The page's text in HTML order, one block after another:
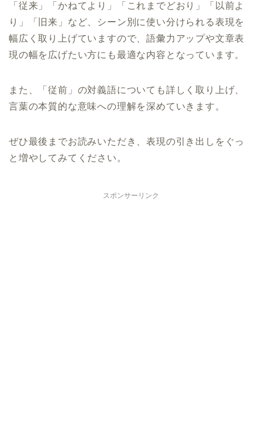
「従来」「かねてより」「これまでどおり」「以前よ
り」「旧来」など、シーン別に使い分けられる表現を
幅広く取り上げていますので、語彙力アップや文章表
現の幅を広げたい方にも最適な内容となっています。
また、「従前」の対義語についても詳しく取り上げ、
言葉の本質的な意味への理解を深めていきます。
ぜひ最後までお読みいただき、表現の引き出しをぐっ
と増やしてみてください。
スポンサーリンク